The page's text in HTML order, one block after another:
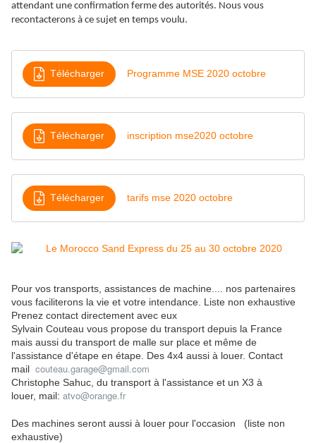
attendant une confirmation ferme des autorités. Nous vous
recontacterons à ce sujet en temps voulu.
Télécharger Programme MSE 2020 octobre
Télécharger inscription mse2020 octobre
Télécharger tarifs mse 2020 octobre
Pour vos transports, assistances de machine.... nos partenaires
vous faciliterons la vie et votre intendance. Liste non exhaustive
Prenez contact directement avec eux
Sylvain Couteau vous propose du transport depuis la France
mais aussi du transport de malle sur place et même de
l'assistance d'étape en étape. Des 4x4 aussi à louer. Contact
mail couteau.garage@gmail.com
Christophe Sahuc, du transport à l'assistance et un X3 à
louer, mail: atvo@orange.fr
Des machines seront aussi à louer pour l'occasion (liste non
exhaustive)